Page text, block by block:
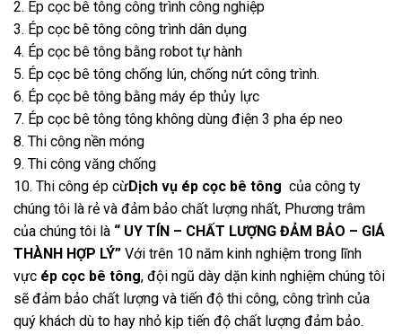
2. Ép cọc bê tông công trình công nghiệp
3. Ép cọc bê tông công trình dân dụng
4. Ép cọc bê tông bằng robot tự hành
5. Ép cọc bê tông chống lún, chống nứt công trình.
6. Ép cọc bê tông bằng máy ép thủy lực
7. Ép cọc bê tông tông không dùng điện 3 pha ép neo
8. Thi công nền móng
9. Thi công văng chống
10. Thi công ép cừDịch vụ ép cọc bê tông của công ty
chúng tôi là rẻ và đảm bảo chất lượng nhất, Phương trâm
của chúng tôi là “ UY TÍN – CHẤT LƯỢNG ĐẢM BẢO – GIÁ
THÀNH HỢP LÝ” Với trên 10 năm kinh nghiệm trong lĩnh
vực ép cọc bê tông, đội ngũ dày dặn kinh nghiệm chúng tôi
sẽ đảm bảo chất lượng và tiến độ thi công, công trình của
quý khách dù to hay nhỏ kịp tiến độ chất lượng đảm bảo.